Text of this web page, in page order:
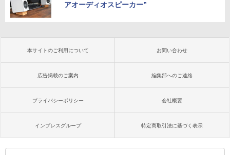
アオーディオスピーカー”
本サイトのご利用について お問い合わせ
広告掲載のご案内 編集部へのご連絡
プライバシーポリシー 会社概要
インプレスグループ 特定商取引法に基づく表示